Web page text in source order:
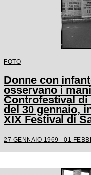
FOTO
Donne con
osservano i
Controfestival di
del 30 gennaio,
XIX Festival di
27 GENNAIO 1969 - 01